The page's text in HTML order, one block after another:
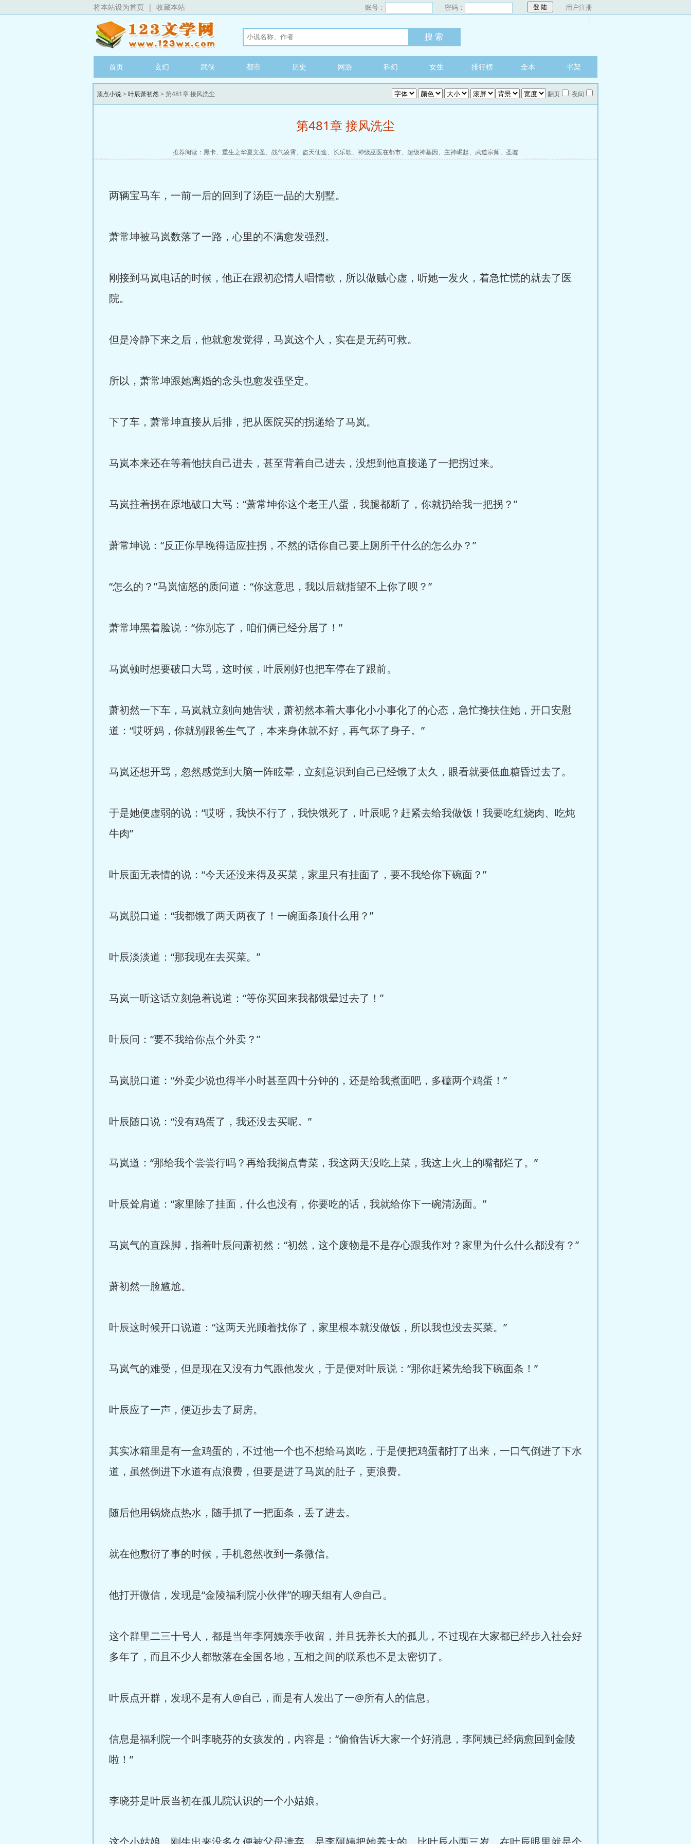
将本站设为首页 | 收藏本站 账号： 密码： 用户注册
首页 玄幻 武侠 都市 历史 网游 科幻 女生 排行榜 全本 书架
顶点小说> 叶辰萧初然> 第481章 接风洗尘 翻页 夜间
第481章 接风洗尘
推荐阅读： 黑卡、 重生之华夏文圣、 战气凌霄、 盗天仙途、 长乐歌、 神级巫医在都市、 超级神基因、 主神崛起、 武道宗师、 圣墟
两辆宝马车，一前一后的回到了汤臣一品的大别墅。
萧常坤被马岚数落了一路，心里的不满愈发强烈。
刚接到马岚电话的时候，他正在跟初恋情人唱情歌，所以做贼心虚，听她一发火，着急忙慌的就去了医
院。
但是冷静下来之后，他就愈发觉得，马岚这个人，实在是无药可救。
所以，萧常坤跟她离婚的念头也愈发强坚定。
下了车，萧常坤直接从后排，把从医院买的拐递给了马岚。
马岚本来还在等着他扶自己进去，甚至背着自己进去，没想到他直接递了一把拐过来。
马岚拄着拐在原地破口大骂：“萧常坤你这个老王八蛋，我腿都断了，你就扔给我一把拐？”
萧常坤说：“反正你早晚得适应拄拐，不然的话你自己要上厕所干什么的怎么办？”
“怎么的？”马岚恼怒的质问道：“你这意思，我以后就指望不上你了呗？”
萧常坤黑着脸说：“你别忘了，咱们俩已经分居了！”
马岚顿时想要破口大骂，这时候，叶辰刚好也把车停在了跟前。
萧初然一下车，马岚就立刻向她告状，萧初然本着大事化小小事化了的心态，急忙搀扶住她，开口安慰
道：“哎呀妈，你就别跟爸生气了，本来身体就不好，再气坏了身子。”
马岚还想开骂，忽然感觉到大脑一阵眩晕，立刻意识到自己已经饿了太久，眼看就要低血糖昏过去了。
于是她便虚弱的说：“哎呀，我快不行了，我快饿死了，叶辰呢？赶紧去给我做饭！我要吃红烧肉、吃炖
牛肉”
叶辰面无表情的说：“今天还没来得及买菜，家里只有挂面了，要不我给你下碗面？”
马岚脱口道：“我都饿了两天两夜了！一碗面条顶什么用？”
叶辰淡淡道：“那我现在去买菜。”
马岚一听这话立刻急着说道：“等你买回来我都饿晕过去了！”
叶辰问：“要不我给你点个外卖？”
马岚脱口道：“外卖少说也得半小时甚至四十分钟的，还是给我煮面吧，多磕两个鸡蛋！”
叶辰随口说：“没有鸡蛋了，我还没去买呢。”
马岚道：“那给我个尝尝行吗？再给我搁点青菜，我这两天没吃上菜，我这上火上的嘴都烂了。”
叶辰耸肩道：“家里除了挂面，什么也没有，你要吃的话，我就给你下一碗清汤面。”
马岚气的直跺脚，指着叶辰问萧初然：“初然，这个废物是不是存心跟我作对？家里为什么什么都没有？”
萧初然一脸尴尬。
叶辰这时候开口说道：“这两天光顾着找你了，家里根本就没做饭，所以我也没去买菜。”
马岚气的难受，但是现在又没有力气跟他发火，于是便对叶辰说：“那你赶紧先给我下碗面条！”
叶辰应了一声，便迈步去了厨房。
其实冰箱里是有一盒鸡蛋的，不过他一个也不想给马岚吃，于是便把鸡蛋都打了出来，一口气倒进了下水
道，虽然倒进下水道有点浪费，但要是进了马岚的肚子，更浪费。
随后他用锅烧点热水，随手抓了一把面条，丢了进去。
就在他敷衍了事的时候，手机忽然收到一条微信。
他打开微信，发现是“金陵福利院小伙伴”的聊天组有人@自己。
这个群里二三十号人，都是当年李阿姨亲手收留，并且抚养长大的孤儿，不过现在大家都已经步入社会好
多年了，而且不少人都散落在全国各地，互相之间的联系也不是太密切了。
叶辰点开群，发现不是有人@自己，而是有人发出了一@所有人的信息。
信息是福利院一个叫李晓芬的女孩发的，内容是：“偷偷告诉大家一个好消息，李阿姨已经病愈回到金陵
啦！”
李晓芬是叶辰当初在孤儿院认识的一个小姑娘。